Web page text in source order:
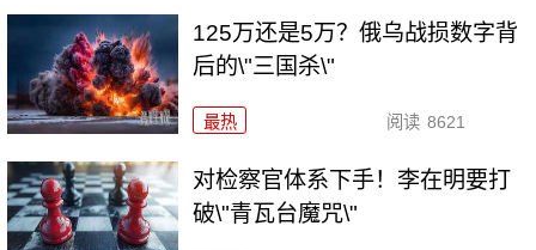
125万还是5万？俄乌战损数字背
后的\"三国杀\"
最热 阅读 8621
对检察官体系下手！李在明要打
破\"青瓦台魔咒\"